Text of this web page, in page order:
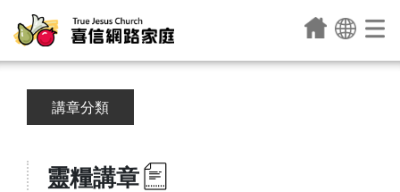
講章分類
靈糧講章